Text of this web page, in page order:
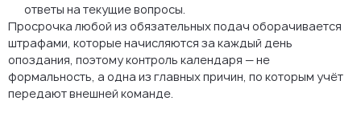
ответы на текущие вопросы.
Просрочка любой из обязательных подач оборачивается
штрафами, которые начисляются за каждый день
опоздания, поэтому контроль календаря — не
формальность, а одна из главных причин, по которым учёт
передают внешней команде.